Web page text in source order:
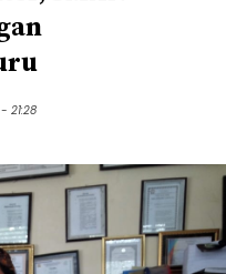
21:28